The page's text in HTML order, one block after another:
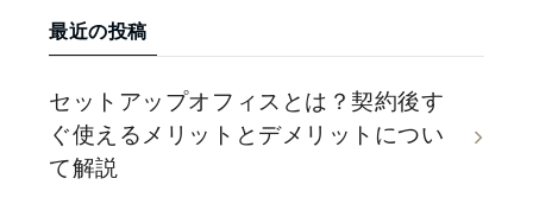
最近の投稿
セットアップオフィスとは？契約後す
ぐ使えるメリットとデメリットについ
て解説